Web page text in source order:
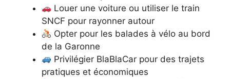
Louer une voiture ou utiliser le train
SNCF pour rayonner autour
Opter pour les balades à vélo au bord
de la Garonne
Privilégier BlaBlaCar pour des trajets
pratiques et économiques